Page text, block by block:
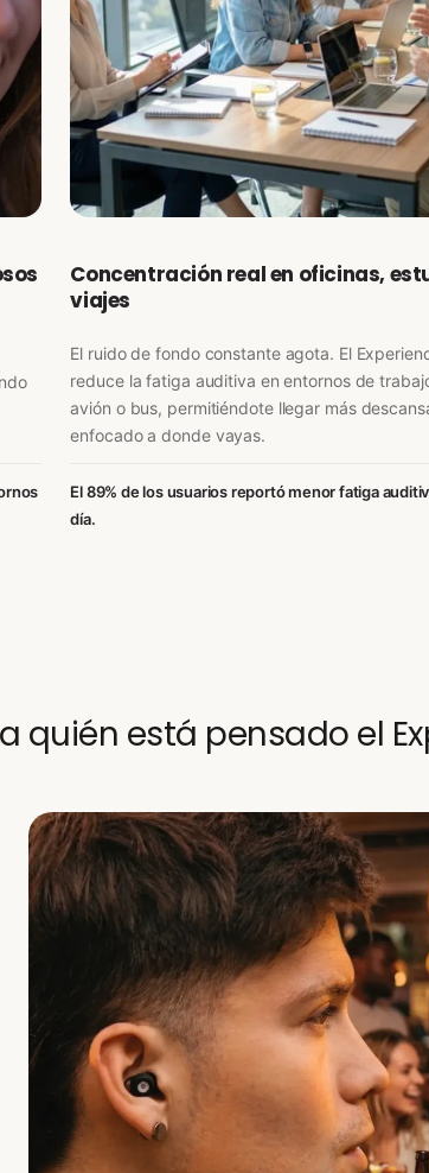
Concentración real en oficinas,
viajes
El ruido de fondo constante agota. El
reduce la fatiga auditiva en entornos de
avión o bus, permitiéndote llegar más
enfocado a donde vayas.
El 89% de los usuarios reportó menor fatiga
día.
quién está pensado el